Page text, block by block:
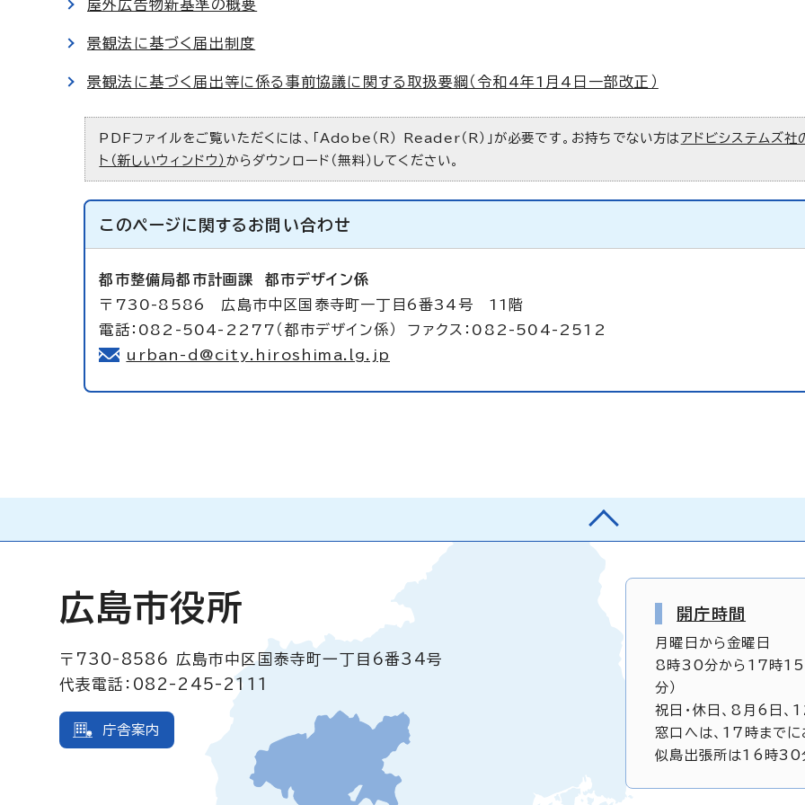
屋外広告物新基準の概要
景観法に基づく届出制度
景観法に基づく届出等に係る事前協議に関する取扱要綱（令和4年1月4日一部改正）
PDFファイルをご覧いただくには、「Adobe（R） Reader（R）」が必要です。お持ちでない方は アドビシステムズ社
ト（新しいウィンドウ） からダウンロード（無料）してください。
このページに関する お問い合わせ
都市整備局都市計画課 都市デザイン係
〒730-8586 広島市中区国泰寺町一丁目6番34号 11階
電話：082-504-2277（都市デザイン係） ファクス：082-504-2512
urban-d@city.hiroshima.lg.jp
広島市役所
〒730-8586
広島市中区国泰寺町一丁目6番34号
代表電話：082-245-2111
庁舎案内
開庁時間
月曜日から金曜日
8時30分から17時15
分）
祝日・休日、8月6日
窓口へは、17時までに
似島出張所は16時30